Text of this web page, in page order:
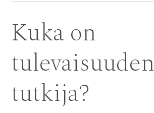
Kuka on
tulevaisuuden
tutkija?